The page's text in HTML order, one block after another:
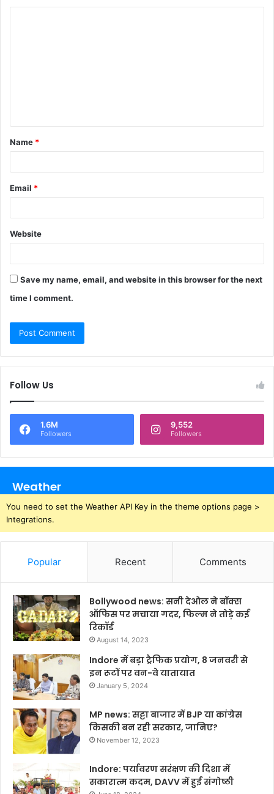
t
*
Name *
Email *
Website
Save my name, email, and website in this browser for the next
time I comment.
Follow Us
1.6M
Followers
9,552
Followers
Weather
You need to set the Weather API Key in the theme options page >
Integrations.
Popular Recent Comments
Bollywood news: सनी देओल ने बॉक्स
ऑफिस पर मचाया गदर, फिल्म ने तोड़े कई
रिकॉर्ड
August 14, 2023
Indore में बड़ा ट्रैफिक प्रयोग, 8 जनवरी से
इन रूटों पर वन-वे यातायात
January 5, 2024
MP news: सट्टा बाजार में BJP या कांग्रेस
किसकी बन रही सरकार, जानिए?
November 12, 2023
Indore: पर्यावरण सरंक्षण की दिशा में
सकारात्म कदम, DAVV में हुई संगोष्ठी